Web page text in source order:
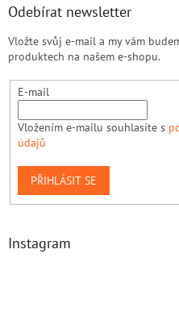
Odebírat newsletter
Vložte svůj e-mail a my vám
produktech na našem e-shopu.
E-mail
Vložením e-mailu souhlasíte s
údajů
PŘIHLÁSIT SE
Instagram